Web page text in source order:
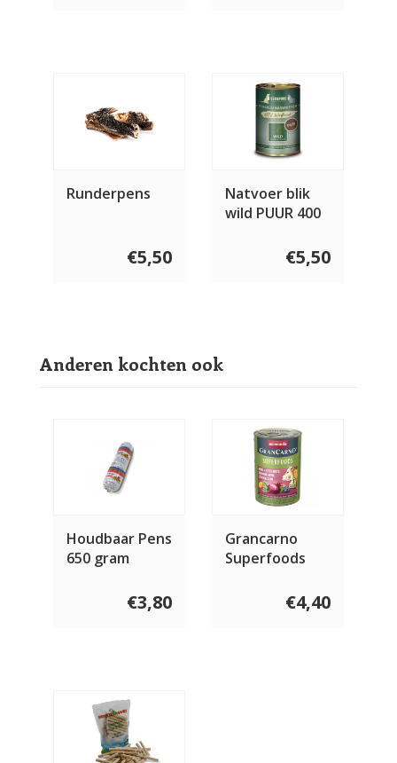
Runderpens
€5,50
Natvoer blik
wild PUUR 400
€5,50
Anderen kochten ook
Houdbaar Pens
650 gram
€3,80
Grancarno
Superfoods
Braambessen
€4,40